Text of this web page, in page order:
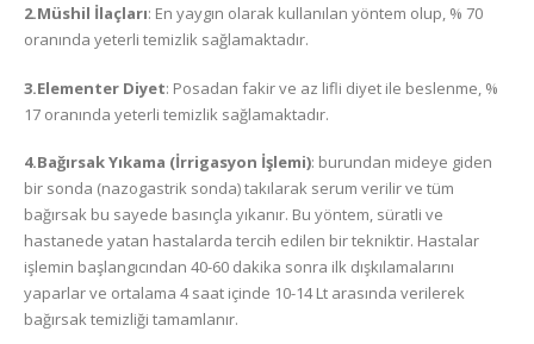
2.Müshil İlaçları: En yaygın olarak kullanılan yöntem olup, % 70
oranında yeterli temizlik sağlamaktadır.
3.Elementer Diyet: Posadan fakir ve az lifli diyet ile beslenme, %
17 oranında yeterli temizlik sağlamaktadır.
4.Bağırsak Yıkama (İrrigasyon İşlemi): burundan mideye giden
bir sonda (nazogastrik sonda) takılarak serum verilir ve tüm
bağırsak bu sayede basınçla yıkanır. Bu yöntem, süratli ve
hastanede yatan hastalarda tercih edilen bir tekniktir. Hastalar
işlemin başlangıcından 40-60 dakika sonra ilk dışkılamalarını
yaparlar ve ortalama 4 saat içinde 10-14 Lt arasında verilerek
bağırsak temizliği tamamlanır.